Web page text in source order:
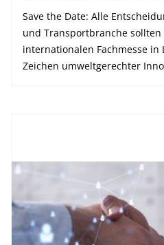
Save the Date: Alle
und Transportbranche
internationalen Fachmesse in
Zeichen umweltgerechter